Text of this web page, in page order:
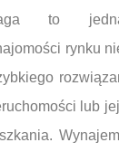
to
rynku
lub